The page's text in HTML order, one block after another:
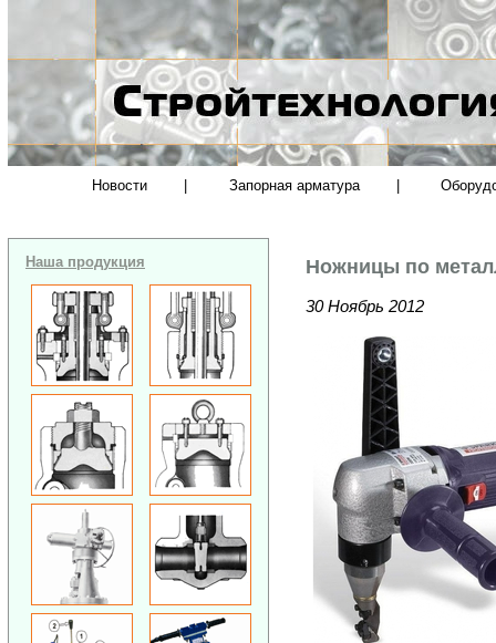
Новости Запорная арматура
Наша продукция Ножницы по
30 Ноябрь 2012